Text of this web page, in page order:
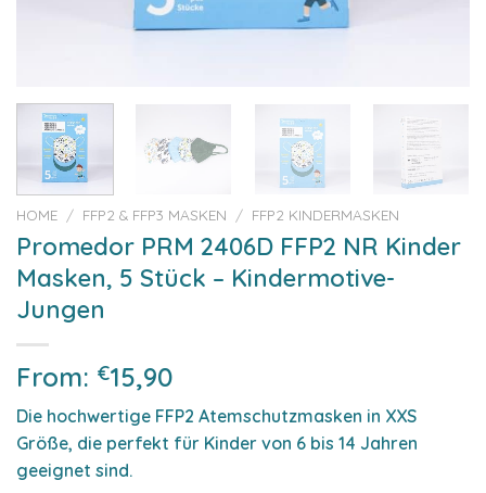
HOME / FFP2 & FFP3 MASKEN / FFP2 KINDERMASKEN
Promedor PRM 2406D FFP2 NR Kinder
Masken, 5 Stück – Kindermotive-
Jungen
From: €15,90
Die hochwertige FFP2 Atemschutzmasken in XXS
Größe, die perfekt für Kinder von 6 bis 14 Jahren
geeignet sind.